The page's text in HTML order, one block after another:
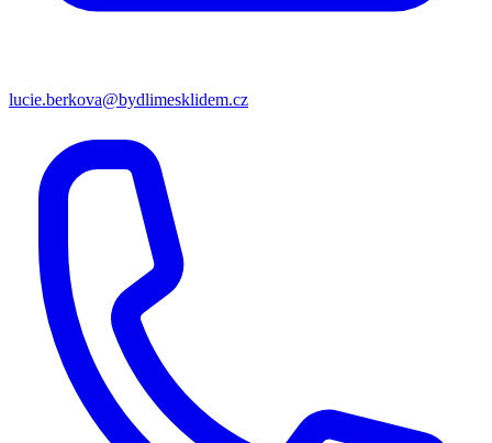
lucie.berkova@bydlimesklidem.cz